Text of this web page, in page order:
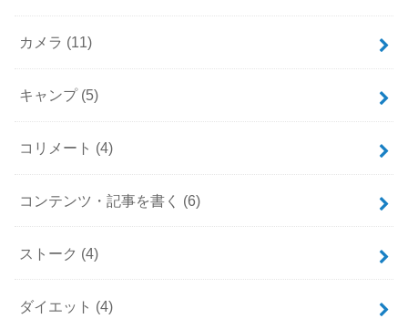
カメラ (11)
キャンプ (5)
コリメート (4)
コンテンツ・記事を書く (6)
ストーク (4)
ダイエット (4)